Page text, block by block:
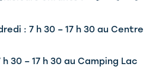
: 7 h 30 – 17 h 30 au Centre
30 – 17 h 30 au Camping Lac